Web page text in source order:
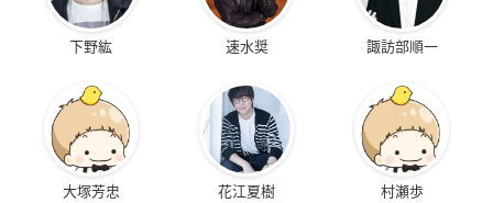
下野紘 速水奨 諏訪部順一
大塚芳忠 花江夏樹 村瀬歩